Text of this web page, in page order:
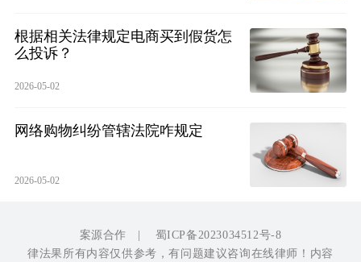
根据相关法律规定电商买到假货怎
么投诉？
2026-05-02
网络购物纠纷管辖法院咋规定
2026-05-02
案源合作 | 蜀ICP备2023034512号-8
律法果所有内容仅供参考，有问题建议咨询在线律师！内容